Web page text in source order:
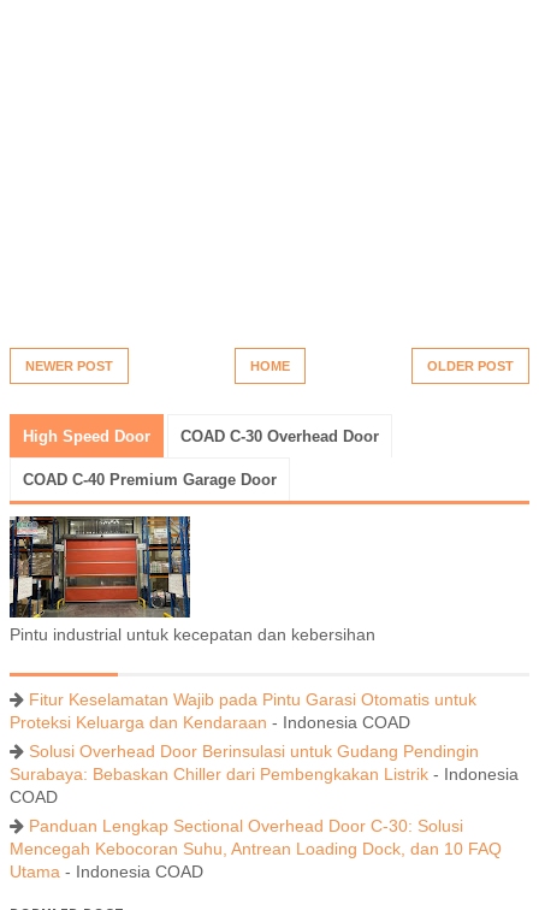
NEWER POST OLDER POST
HOME
High Speed Door COAD C-30 Overhead Door
COAD C-40 Premium Garage Door
Pintu industrial untuk kecepatan dan kebersihan
Fitur Keselamatan Wajib pada Pintu Garasi Otomatis untuk
Proteksi Keluarga dan Kendaraan - Indonesia COAD
Solusi Overhead Door Berinsulasi untuk Gudang Pendingin
Surabaya: Bebaskan Chiller dari Pembengkakan Listrik - Indonesia
COAD
Panduan Lengkap Sectional Overhead Door C-30: Solusi
Mencegah Kebocoran Suhu, Antrean Loading Dock, dan 10 FAQ
Utama - Indonesia COAD